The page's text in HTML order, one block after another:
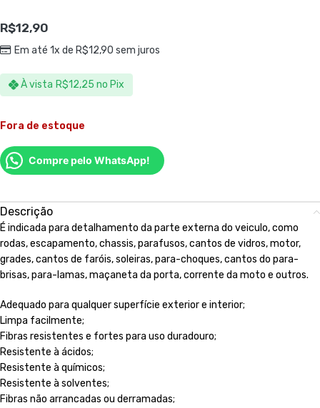
R$12,90
Em até 1x de R$12,90 sem juros
À vista R$12,25 no Pix
Fora de estoque
Compre pelo WhatsApp!
Descrição
É indicada para detalhamento da parte externa do veiculo, como
rodas, escapamento, chassis, parafusos, cantos de vidros, motor,
grades, cantos de faróis, soleiras, para-choques, cantos do para-
brisas, para-lamas, maçaneta da porta, corrente da moto e outros.
Adequado para qualquer superfície exterior e interior;
Limpa facilmente;
Fibras resistentes e fortes para uso duradouro;
Resistente à ácidos;
Resistente à químicos;
Resistente à solventes;
Fibras não arrancadas ou derramadas;